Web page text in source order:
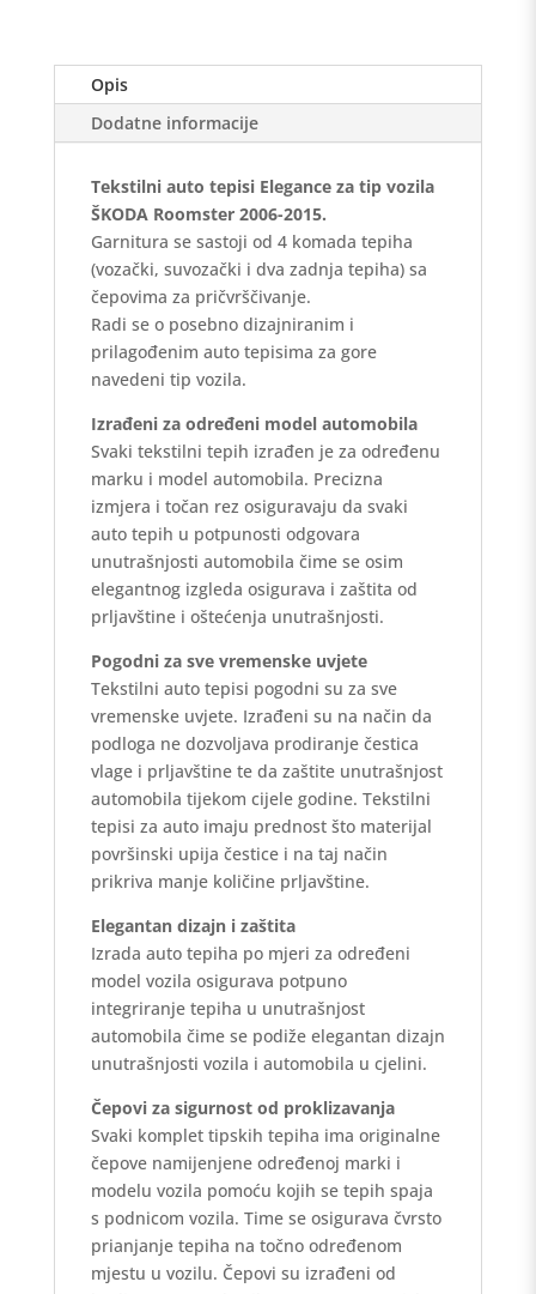
Opis
Dodatne informacije
Tekstilni auto tepisi Elegance za tip vozila
ŠKODA Roomster 2006-2015.
Garnitura se sastoji od 4 komada tepiha
(vozački, suvozački i dva zadnja tepiha) sa
čepovima za pričvrščivanje.
Radi se o posebno dizajniranim i
prilagođenim auto tepisima za gore
navedeni tip vozila.
Izrađeni za određeni model automobila
Svaki tekstilni tepih izrađen je za određenu
marku i model automobila. Precizna
izmjera i točan rez osiguravaju da svaki
auto tepih u potpunosti odgovara
unutrašnjosti automobila čime se osim
elegantnog izgleda osigurava i zaštita od
prljavštine i oštećenja unutrašnjosti.
Pogodni za sve vremenske uvjete
Tekstilni auto tepisi pogodni su za sve
vremenske uvjete. Izrađeni su na način da
podloga ne dozvoljava prodiranje čestica
vlage i prljavštine te da zaštite unutrašnjost
automobila tijekom cijele godine. Tekstilni
tepisi za auto imaju prednost što materijal
površinski upija čestice i na taj način
prikriva manje količine prljavštine.
Elegantan dizajn i zaštita
Izrada auto tepiha po mjeri za određeni
model vozila osigurava potpuno
integriranje tepiha u unutrašnjost
automobila čime se podiže elegantan dizajn
unutrašnjosti vozila i automobila u cjelini.
Čepovi za sigurnost od proklizavanja
Svaki komplet tipskih tepiha ima originalne
čepove namijenjene određenoj marki i
modelu vozila pomoću kojih se tepih spaja
s podnicom vozila. Time se osigurava čvrsto
prianjanje tepiha na točno određenom
mjestu u vozilu. Čepovi su izrađeni od